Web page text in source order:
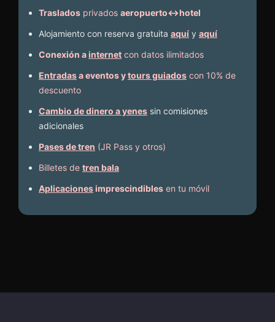
Traslados privados aeropuerto↔hotel
Alojamiento con reserva gratuita aquí y aquí
Conexión ainternet con datos ilimitados
Entradasa eventos ytours guiados con 10% de
descuento
Cambio de dinero a yenes sin comisiones
adicionales
Pases de tren (JR Pass y otros)
Billetes de tren bala
Aplicacionesimprescindibles en tu móvil